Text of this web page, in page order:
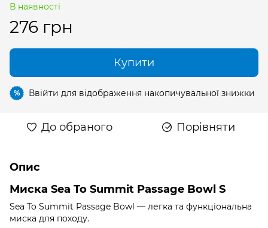
В наявності
276 грн
Купити
% Ввійти для відображення накопичувальної знижки
До обраного Порівняти
Опис
Миска Sea To Summit Passage Bowl S
Sea To Summit Passage Bowl — легка та функціональна
миска для походу.